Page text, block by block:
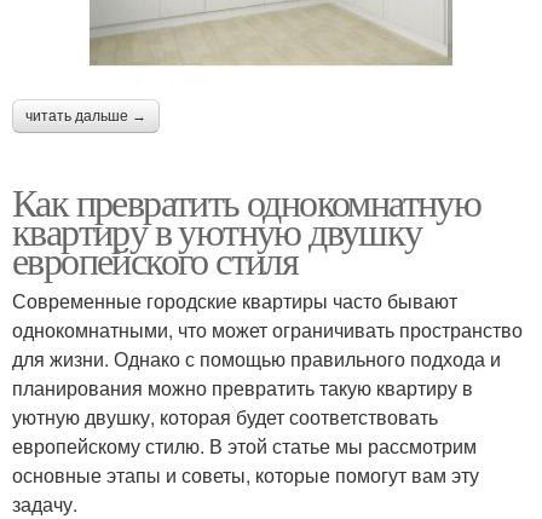
читать дальше →
Как превратить однокомнатную
квартиру в уютную двушку
европейского стиля
Современные городские квартиры часто бывают
однокомнатными, что может ограничивать пространство
для жизни. Однако с помощью правильного подхода и
планирования можно превратить такую квартиру в
уютную двушку, которая будет соответствовать
европейскому стилю. В этой статье мы рассмотрим
основные этапы и советы, которые помогут вам эту
задачу.